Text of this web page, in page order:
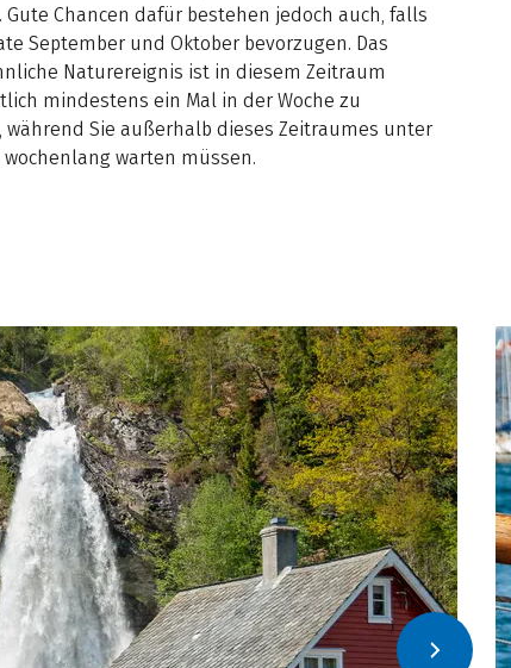
Gute Chancen dafür bestehen jedoch auch, falls
September und Oktober bevorzugen. Das
Naturereignis ist in diesem Zeitraum
mindestens ein Mal in der Woche zu
während Sie außerhalb dieses Zeitraumes unter
warten müssen.